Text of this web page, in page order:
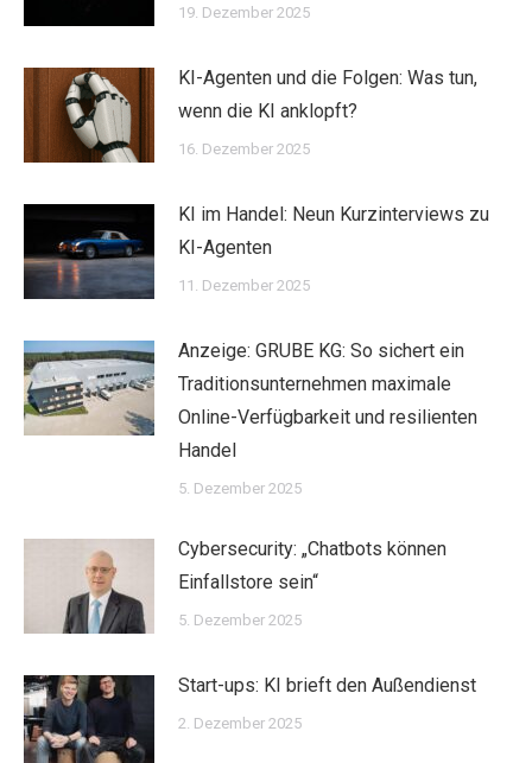
19. Dezember 2025
KI-Agenten und die Folgen: Was tun,
wenn die KI anklopft?
16. Dezember 2025
KI im Handel: Neun Kurzinterviews zu
KI-Agenten
11. Dezember 2025
Anzeige: GRUBE KG: So sichert ein
Traditionsunternehmen maximale
Online-Verfügbarkeit und resilienten
Handel
5. Dezember 2025
Cybersecurity: „Chatbots können
Einfallstore sein“
5. Dezember 2025
Start-ups: KI brieft den Außendienst
2. Dezember 2025